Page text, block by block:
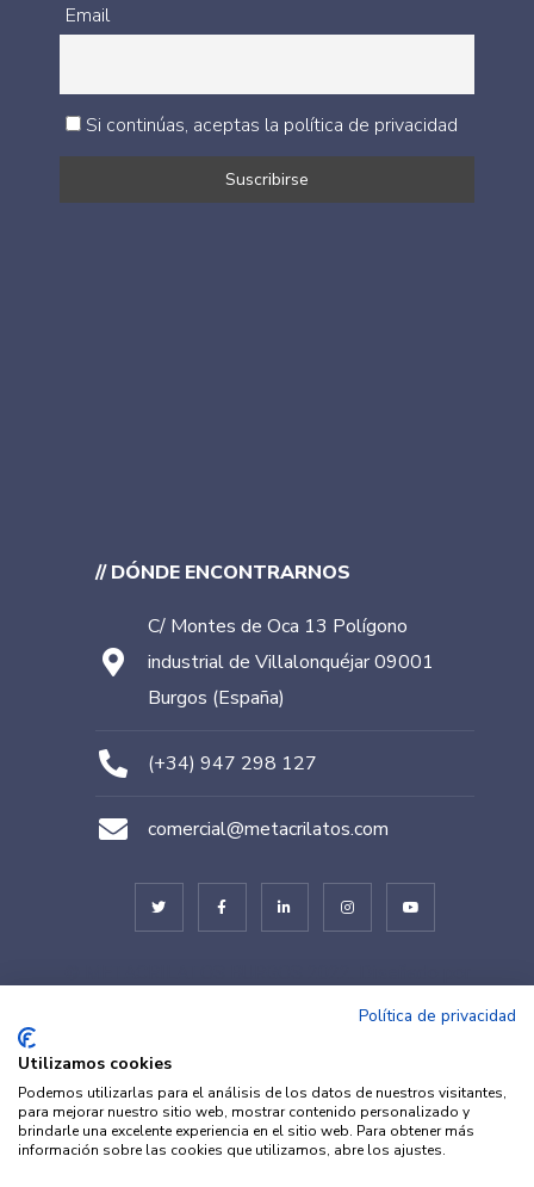
Email
Si continúas, aceptas la política de privacidad
// DÓNDE ENCONTRARNOS
C/ Montes de Oca 13 Polígono
industrial de Villalonquéjar 09001
Burgos (España)
(+34) 947 298 127
comercial@metacrilatos.com
Política de privacidad
Utilizamos cookies
Podemos utilizarlas para el análisis de los datos de nuestros visitantes,
para mejorar nuestro sitio web, mostrar contenido personalizado y
brindarle una excelente experiencia en el sitio web. Para obtener más
información sobre las cookies que utilizamos, abre los ajustes.